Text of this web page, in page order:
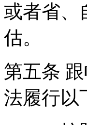
或者省、
估。
第五条
法履行以